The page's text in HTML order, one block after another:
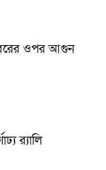
ওপর আগুন
র‍্যালি